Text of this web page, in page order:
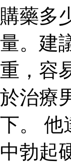
購藥多
量。建
重，容
於治療
下。 他
中勃起